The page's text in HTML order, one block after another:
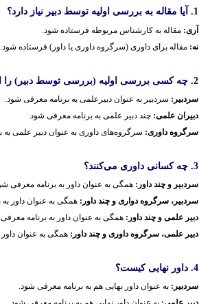
1. آیا مقاله به بررسی اولیه توسط دبیر نیاز دارد؟
آری: مقاله به کارشناس مربوطه فرستاده شود.
نه: مقاله برای داوری (سرگروه داوری یا داور) فرستاده شود.
2. چه کسی بررسی اولیه (بررسی توسط دبیر) را انجام دهد؟
سردبیر: سردبیر به عنوان دبیرعلمی به برنامه معرفی شود.
دبیران علمی: چند دبیر علمی به برنامه معرفی شود.
سرگروه داوری: سرگروه‌های داوری به عنوان دبیر علمی به
3. چه کسانی داوری می‌کنند؟
سردبیر و چند داور: همگی به عنوان داور به برنامه معرفی
سردبیر، سرگروه دواری و چند داور: همگی به عنوان داور
دبیر علمی و چند داور: همگی به عنوان داور به برنامه
دبیر علمی، سرگروه داوری و چند داور: همگی به عنوان
4. داور نهایی کیست؟
سردبیر: به عنوان داور نهایی هم به برنامه معرفی شود.